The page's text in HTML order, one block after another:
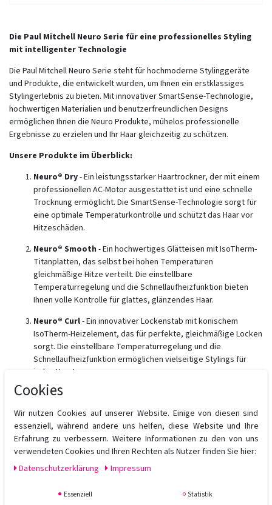
Die Paul Mitchell Neuro Serie für eine professionelles Styling
mit intelligenter Technologie
Die Paul Mitchell Neuro Serie steht für hochmoderne Stylinggeräte
und Produkte, die entwickelt wurden, um Ihnen ein erstklassiges
Stylingerlebnis zu bieten. Mit innovativer SmartSense-Technologie,
hochwertigen Materialien und benutzerfreundlichen Designs
ermöglichen Ihnen die Neuro Produkte, mühelos professionelle
Ergebnisse zu erzielen und Ihr Haar gleichzeitig zu schützen.
Unsere Produkte im Überblick:
Neuro® Dry- Ein leistungsstarker Haartrockner, der mit einem
professionellen AC-Motor ausgestattet ist und eine schnelle
Trocknung ermöglicht. Die SmartSense-Technologie sorgt für
eine optimale Temperaturkontrolle und schützt das Haar vor
Hitzeschäden.
Neuro® Smooth - Ein hochwertiges Glätteisen mit IsoTherm-
Titanplatten, das selbst bei hohen Temperaturen
gleichmäßige Hitze verteilt. Die einstellbare
Temperaturregelung und die Schnellaufheizfunktion bieten
Ihnen volle Kontrolle für glattes, glänzendes Haar.
Neuro® Curl- Ein innovativer Lockenstab mit konischem
IsoTherm-Heizelement, das für perfekte, gleichmäßige Locken
sorgt. Die einstellbare Temperaturregelung und die
Schnellaufheizfunktion ermöglichen vielseitige Stylings für
jeden Haartyp.
Neuro® Round
tägliche Styling, um Ihrem Haar Glanz und Definition zu
verleihen.
Neuro® Protect HeatCTRL® Iron Hairspray- Ein
hitzeschützendes Haarspray, das das Haar vor Hitzeschäden
Verwendung mit heißen Stylinggeräten.
Cookies
Wir nutzen Cookies auf unserer Website. Einige von diesen sind
essenziell, während andere uns helfen, diese Website und Ihre
Erfahrung zu verbessern. Weitere Informationen zu den von uns
verwendeten Cookies und Ihren Rechten als Nutzer finden Sie hier:
Daten­schutz­erklärung
Impressum
Essenziell
Statistik